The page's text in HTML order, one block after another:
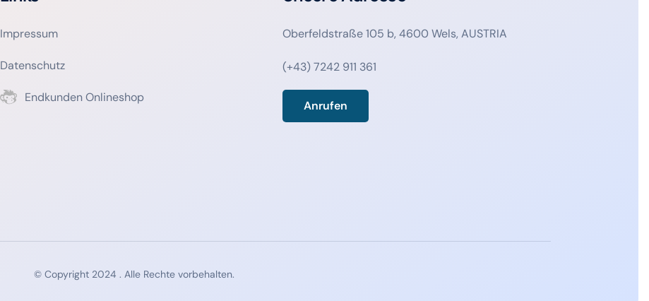
Impressum
Datenschutz
Endkunden Onlineshop
Oberfeldstraße 105 b, 4600 Wels, AUSTRIA
(+43) 7242 911 361
Anrufen
© Copyright 2024 . Alle Rechte vorbehalten.